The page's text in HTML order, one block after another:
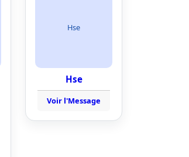
Hse
Hse
Voir l'Message